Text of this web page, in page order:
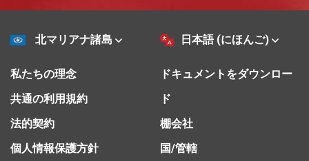
北マリアナ諸島 日本語 (にほんご)
私たちの理念
共通の利用規約
法的契約
個人情報保護方針
ドキュメントをダウンロー
ド
棚会社
国/管轄